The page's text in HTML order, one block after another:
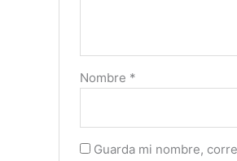
Nombre *
Guarda mi nombre,